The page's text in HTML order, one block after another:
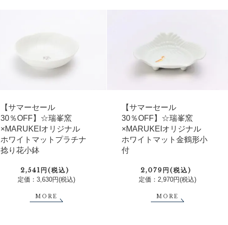
【サマーセール
30％OFF】☆瑞峯窯
×MARUKEIオリジナル
ホワイトマットプラチナ
捻り花小鉢
2,541円(税込)
定価：3,630円(税込)
MORE
【サマーセール
30％OFF】☆瑞峯窯
×MARUKEIオリジナル
ホワイトマット金鶴形小
付
2,079円(税込)
定価：2,970円(税込)
MORE